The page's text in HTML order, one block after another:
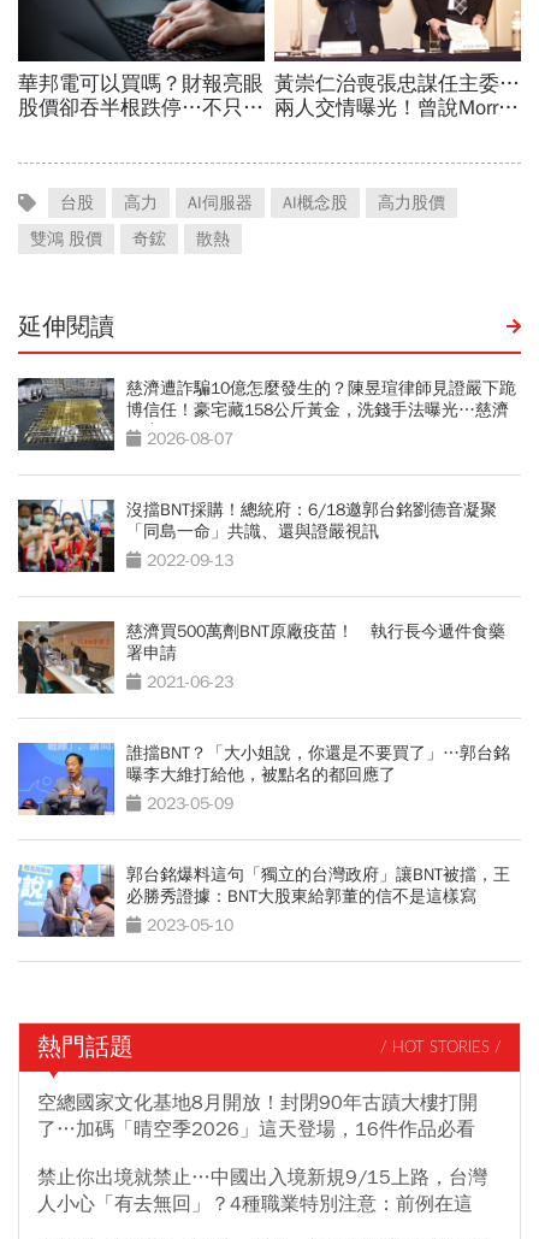
台股 高力 AI伺服器 AI概念股
高力股價
雙鴻 股價
奇鋐 散熱
延伸閱讀
慈濟遭詐騙10億怎麼發生的？陳昱瑄律師見證嚴下跪
博信任！豪宅藏158公斤黃金，洗錢手法曝光…慈濟
回應了
2026-08-07
沒擋BNT採購！總統府：6/18邀郭台銘劉德音凝聚
「同島一命」共識、還與證嚴視訊
2022-09-13
慈濟買500萬劑BNT原廠疫苗！ 執行長今遞件食藥
署申請
2021-06-23
誰擋BNT？「大小姐說，你還是不要買了」…郭台銘
曝李大維打給他，被點名的都回應了
2023-05-09
郭台銘爆料這句「獨立的台灣政府」讓BNT被擋，王
必勝秀證據：BNT大股東給郭董的信不是這樣寫
2023-05-10
熱門話題 / HOT STORIES /
空總國家文化基地8月開放！封閉90年古蹟大樓打開
了…加碼「晴空季2026」這天登場，16件作品必看
禁止你出境就禁止…中國出入境新規9/15上路，台灣
人小心「有去無回」？4種職業特別注意：前例在這